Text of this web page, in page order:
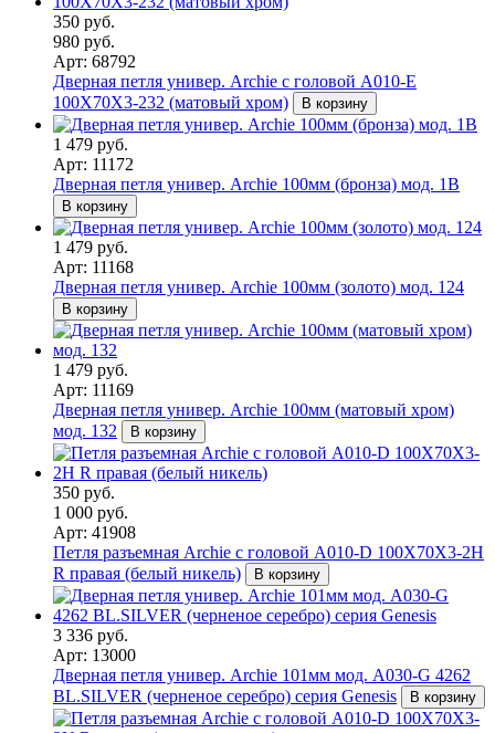
350 руб.
980 руб.
Арт: 68792
Дверная петля универ. Archie с головой A010-E
100X70X3-232 (матовый хром)
В корзину
1 479 руб.
Арт: 11172
Дверная петля универ. Archie 100мм (бронза) мод. 1B
В корзину
1 479 руб.
Арт: 11168
Дверная петля универ. Archie 100мм (золото) мод. 124
В корзину
1 479 руб.
Арт: 11169
Дверная петля универ. Archie 100мм (матовый хром)
мод. 132
В корзину
350 руб.
1 000 руб.
Арт: 41908
Петля разъемная Archie с головой A010-D 100X70X3-2H
R правая (белый никель)
В корзину
3 336 руб.
Арт: 13000
Дверная петля универ. Archie 101мм мод. A030-G 4262
BL.SILVER (черненое серебро) серия Genesis
В корзину